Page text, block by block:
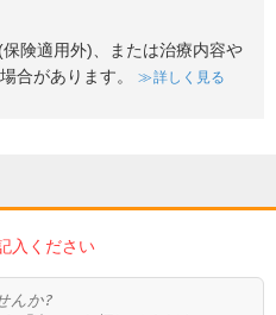
険適用外)、または治療内容や
合があります。
詳しく見る
入ください